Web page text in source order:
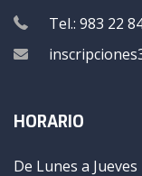
Tel.: 983 22
HORARIO
De Lunes a Jueves